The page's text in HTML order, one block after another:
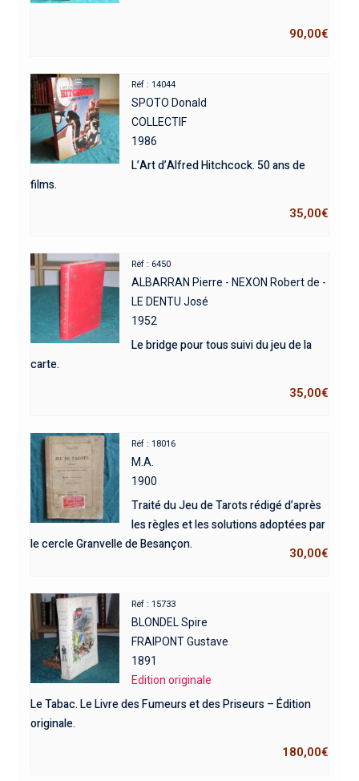
90,00€
Réf : 14044
SPOTO Donald
COLLECTIF
1986
L’Art d’Alfred Hitchcock. 50 ans de
films.
35,00€
Réf : 6450
ALBARRAN Pierre - NEXON Robert de -
LE DENTU José
1952
Le bridge pour tous suivi du jeu de la
carte.
35,00€
Réf : 18016
M.A.
1900
Traité du Jeu de Tarots rédigé d’après
les règles et les solutions adoptées par
le cercle Granvelle de Besançon.
30,00€
Réf : 15733
BLONDEL Spire
FRAIPONT Gustave
1891
Edition originale
Le Tabac. Le Livre des Fumeurs et des Priseurs – Édition
originale.
180,00€